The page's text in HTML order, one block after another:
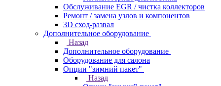
Обслуживание EGR / чистка коллекторов
Ремонт / замена узлов и компонентов
3D сход-развал
Дополнительное оборудование
Назад
Дополнительное оборудование
Оборудование для салона
Опции "зимний пакет"
Назад